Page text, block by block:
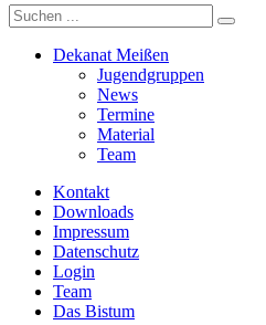
Dekanat Meißen
Jugendgruppen
News
Termine
Material
Team
Kontakt
Downloads
Impressum
Datenschutz
Login
Team
Das Bistum